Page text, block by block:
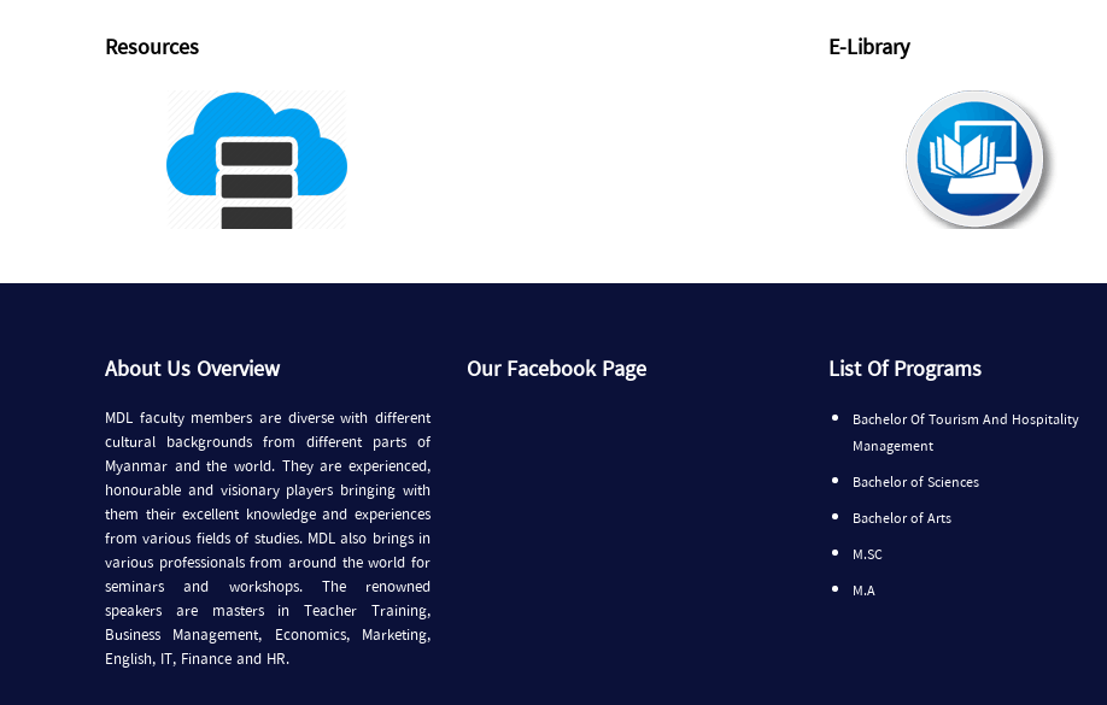
Resources E-Library
About Us Overview
MDL faculty members are diverse with different
cultural backgrounds from different parts of
Myanmar and the world. They are experienced,
honourable and visionary players bringing with
them their excellent knowledge and experiences
from various fields of studies. MDL also brings in
various professionals from around the world for
seminars and workshops. The renowned
speakers are masters in Teacher Training,
Business Management, Economics, Marketing,
English, IT, Finance and HR.
Our Facebook Page List Of Programs
Bachelor Of Tourism And Hospitality
Management
Bachelor of Sciences
Bachelor of Arts
M.SC
M.A